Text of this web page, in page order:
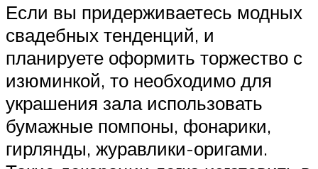
Если вы придерживаетесь модных
свадебных тенденций, и
планируете оформить торжество с
изюминкой, то необходимо для
украшения зала использовать
бумажные помпоны, фонарики,
гирлянды, журавлики-оригами.